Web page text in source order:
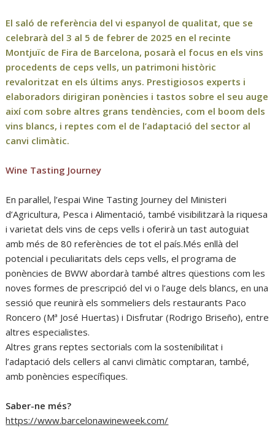
El saló de referència del vi espanyol de qualitat, que se
celebrarà del 3 al 5 de febrer de 2025 en el recinte
Montjuïc de Fira de Barcelona, posarà el focus en els vins
procedents de ceps vells, un patrimoni històric
revaloritzat en els últims anys. Prestigiosos experts i
elaboradors dirigiran ponències i tastos sobre el seu auge
així com sobre altres grans tendències, com el boom dels
vins blancs, i reptes com el de l’adaptació del sector al
canvi climàtic.
Wine Tasting Journey
En paral·lel, l’espai Wine Tasting Journey del Ministeri
d’Agricultura, Pesca i Alimentació, també visibilitzarà la riquesa
i varietat dels vins de ceps vells i oferirà un tast autoguiat
amb més de 80 referències de tot el país.Més enllà del
potencial i peculiaritats dels ceps vells, el programa de
ponències de BWW abordarà també altres qüestions com les
noves formes de prescripció del vi o l’auge dels blancs, en una
sessió que reunirà els sommeliers dels restaurants Paco
Roncero (Mª José Huertas) i Disfrutar (Rodrigo Briseño), entre
altres especialistes.
Altres grans reptes sectorials com la sostenibilitat i
l’adaptació dels cellers al canvi climàtic comptaran, també,
amb ponències específiques.
Saber-ne més?
https://www.barcelonawineweek.com/